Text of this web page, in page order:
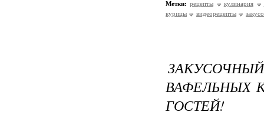
Метки: рецепты кулинария
курицы
видеорецепты
ВАФЕЛЬНЫХ
ГОСТЕЙ!